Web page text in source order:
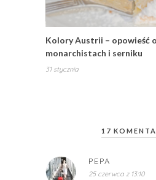
Kolory Austrii – opowieść
monarchistach i serniku
31 stycznia
17
PEPA
25 czerwca z 13:10